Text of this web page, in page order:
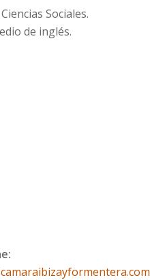
Sociales.
de inglés.